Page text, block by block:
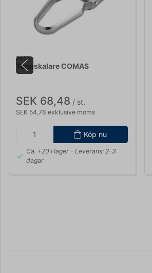
3455
Tunnskalare COMAS
SEK 68,48 / st.
SEK 54,78 exklusive moms
Köp nu
Ca. +20 i lager- Leverans: 2-3
dagar